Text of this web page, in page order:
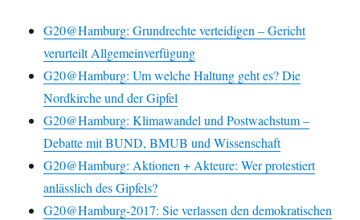
G20@Hamburg: Grundrechte verteidigen – Gericht
verurteilt Allgemeinverfügung
G20@Hamburg: Um welche Haltung geht es? Die
Nordkirche und der Gipfel
G20@Hamburg: Klimawandel und Postwachstum –
Debatte mit BUND, BMUB und Wissenschaft
G20@Hamburg: Aktionen + Akteure: Wer protestiert
anlässlich des Gipfels?
G20@Hamburg-2017: Sie verlassen den demokratischen